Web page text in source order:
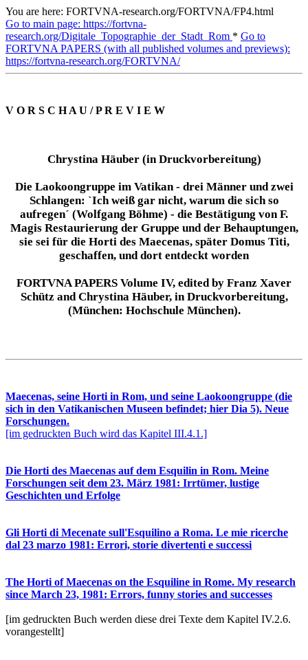
You are here: FORTVNA-research.org/FORTVNA/FP4.html
Go to main page: https://fortvna-
research.org/Digitale_Topographie_der_Stadt_Rom * Go to
FORTVNA PAPERS (with all published volumes and previews):
https://fortvna-research.org/FORTVNA/
V O R S C H A U / P R E V I E W
Chrystina Häuber (in Druckvorbereitung)
Die Laokoongruppe im Vatikan - drei Männer und zwei
Schlangen: `Ich weiß gar nicht, warum die sich so
aufregen´ (Wolfgang Böhme) - die Bestätigung von F.
Magis Restaurierung der Gruppe und der Behauptungen,
sie sei für die Horti des Maecenas, später Domus Titi,
geschaffen, und dort entdeckt worden
FORTVNA PAPERS Volume IV, edited by Franz Xaver
Schütz and Chrystina Häuber, in Druckvorbereitung,
(München: Hochschule München).
Maecenas, seine Horti in Rom, und seine Laokoongruppe (die
sich in den Vatikanischen Museen befindet; hier Dia 5). Neue
Forschungen.
[im gedruckten Buch wird das Kapitel III.4.1.]
Die Horti des Maecenas auf dem Esquilin in Rom. Meine
Forschungen seit dem 23. März 1981: Irrtümer, lustige
Geschichten und Erfolge
Gli Horti di Mecenate sull'Esquilino a Roma. Le mie ricerche
dal 23 marzo 1981: Errori, storie divertenti e successi
The Horti of Maecenas on the Esquiline in Rome. My research
since March 23, 1981: Errors, funny stories and successes
[im gedruckten Buch werden diese drei Texte dem Kapitel IV.2.6.
vorangestellt]